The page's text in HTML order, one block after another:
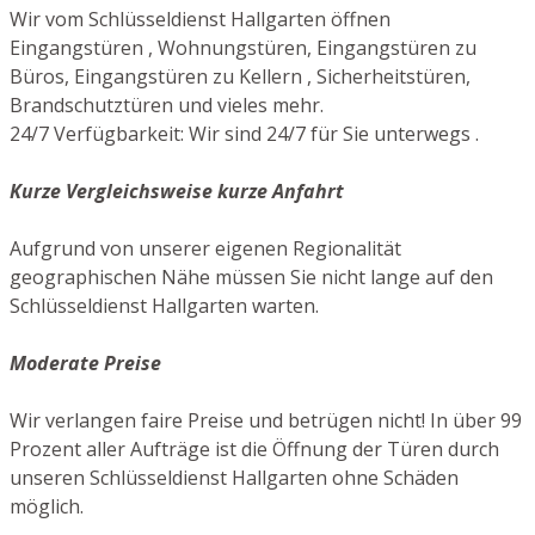
Wir vom Schlüsseldienst Hallgarten öffnen
Eingangstüren , Wohnungstüren, Eingangstüren zu
Büros, Eingangstüren zu Kellern , Sicherheitstüren,
Brandschutztüren und vieles mehr.
24/7 Verfügbarkeit: Wir sind 24/7 für Sie unterwegs .
Kurze Vergleichsweise kurze Anfahrt
Aufgrund von unserer eigenen Regionalität
geographischen Nähe müssen Sie nicht lange auf den
Schlüsseldienst Hallgarten warten.
Moderate Preise
Wir verlangen faire Preise und betrügen nicht! In über 99
Prozent aller Aufträge ist die Öffnung der Türen durch
unseren Schlüsseldienst Hallgarten ohne Schäden
möglich.